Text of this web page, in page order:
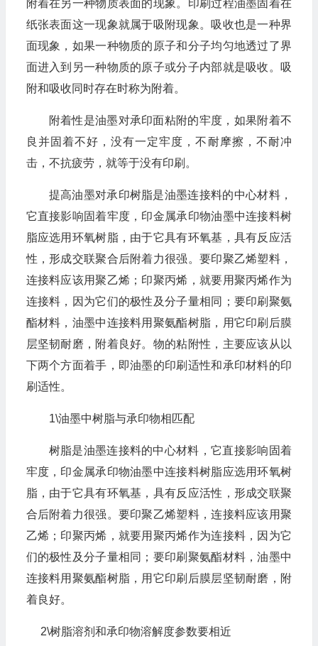
附着在另一种物质表面的现象。印刷过程油墨固着在
纸张表面这一现象就属于吸附现象。吸收也是一种界
面现象，如果一种物质的原子和分子均匀地透过了界
面进入到另一种物质的原子或分子内部就是吸收。吸
附和吸收同时存在时称为附着。
附着性是油墨对承印面粘附的牢度，如果附着不
良并固着不好，没有一定牢度，不耐摩擦，不耐冲
击，不抗疲劳，就等于没有印刷。
提高油墨对承印树脂是油墨连接料的中心材料，
它直接影响固着牢度，印金属承印物油墨中连接料树
脂应选用环氧树脂，由于它具有环氧基，具有反应活
性，形成交联聚合后附着力很强。要印聚乙烯塑料，
连接料应该用聚乙烯；印聚丙烯，就要用聚丙烯作为
连接料，因为它们的极性及分子量相同；要印刷聚氨
酯材料，油墨中连接料用聚氨酯树脂，用它印刷后膜
层坚韧耐磨，附着良好。物的粘附性，主要应该从以
下两个方面着手，即油墨的印刷适性和承印材料的印
刷适性。
1\油墨中树脂与承印物相匹配
树脂是油墨连接料的中心材料，它直接影响固着
牢度，印金属承印物油墨中连接料树脂应选用环氧树
脂，由于它具有环氧基，具有反应活性，形成交联聚
合后附着力很强。要印聚乙烯塑料，连接料应该用聚
乙烯；印聚丙烯，就要用聚丙烯作为连接料，因为它
们的极性及分子量相同；要印刷聚氨酯材料，油墨中
连接料用聚氨酯树脂，用它印刷后膜层坚韧耐磨，附
着良好。
2\树脂溶剂和承印物溶解度参数要相近